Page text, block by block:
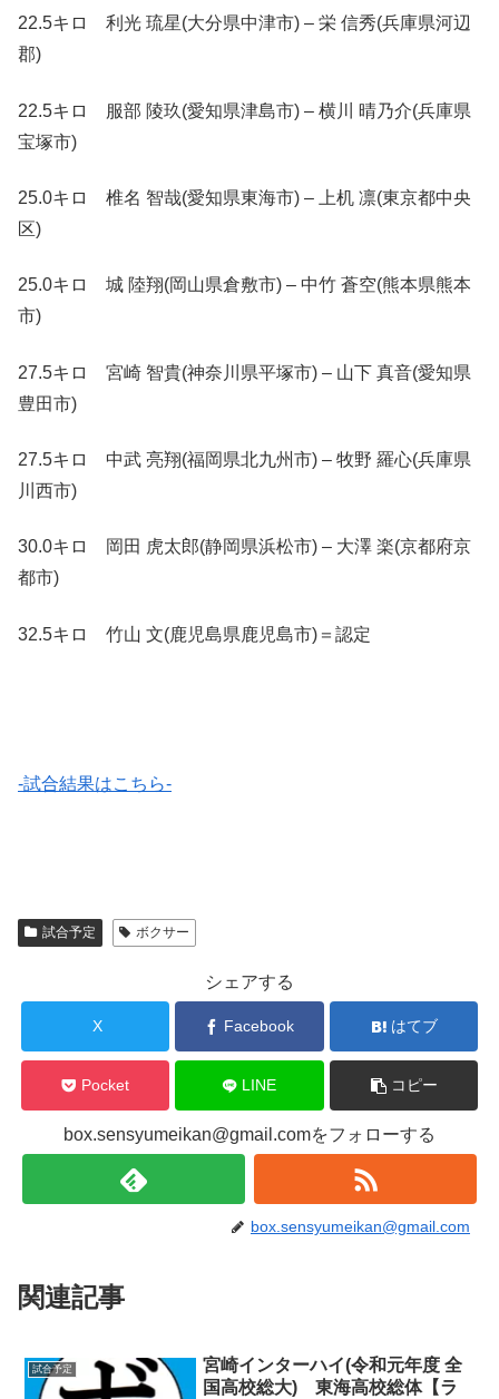
22.5キロ 利光 琉星(大分県中津市) – 栄 信秀(兵庫県河辺
郡)
22.5キロ 服部 陵玖(愛知県津島市) – 横川 晴乃介(兵庫県
宝塚市)
25.0キロ 椎名 智哉(愛知県東海市) – 上机 凛(東京都中央
区)
25.0キロ 城 陸翔(岡山県倉敷市) – 中竹 蒼空(熊本県熊本
市)
27.5キロ 宮崎 智貴(神奈川県平塚市) – 山下 真音(愛知県
豊田市)
27.5キロ 中武 亮翔(福岡県北九州市) – 牧野 羅心(兵庫県
川西市)
30.0キロ 岡田 虎太郎(静岡県浜松市) – 大澤 楽(京都府京
都市)
32.5キロ 竹山 文(鹿児島県鹿児島市)＝認定
-試合結果はこちら-
試合予定 ボクサー
シェアする
X Facebook はてブ
Pocket LINE コピー
box.sensyumeikan@gmail.comをフォローする
box.sensyumeikan@gmail.com
関連記事
試合予定
宮崎インターハイ(令和元年度 全
国高校総大) 東海高校総体【ラ